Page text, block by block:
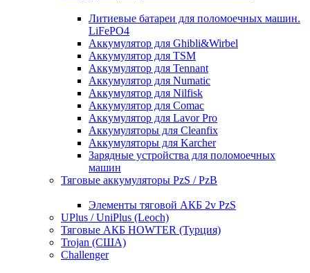
Литиевые батареи для поломоечных машин.
LiFePO4
Аккумулятор для Ghibli&Wirbel
Аккумулятор для TSM
Аккумулятор для Tennant
Аккумулятор для Numatic
Аккумулятор для Nilfisk
Аккумулятор для Comac
Аккумулятор для Lavor Pro
Аккумуляторы для Cleanfix
Аккумуляторы для Karcher
Зарядные устройства для поломоечных
машин
Тяговые аккумуляторы PzS / PzB
Элементы тяговой АКБ 2v PzS
UPlus / UniPlus (Leoch)
Тяговые АКБ HOWTER (Турция)
Trojan (США)
Challenger